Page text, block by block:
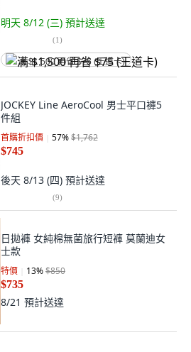
明天 8/12 (三) 預計送達
(1)
满 $1,500 再省 $75 (王道卡)
JOCKEY Line AeroCool 男士平口褲5
件組
首購折扣價 57%$1,762
$745
後天 8/13 (四) 預計送達
(9)
日拋褲 女純棉無菌旅行短褲 莫蘭迪女
士款
特價 13%$850
$735
8/21 預計送達